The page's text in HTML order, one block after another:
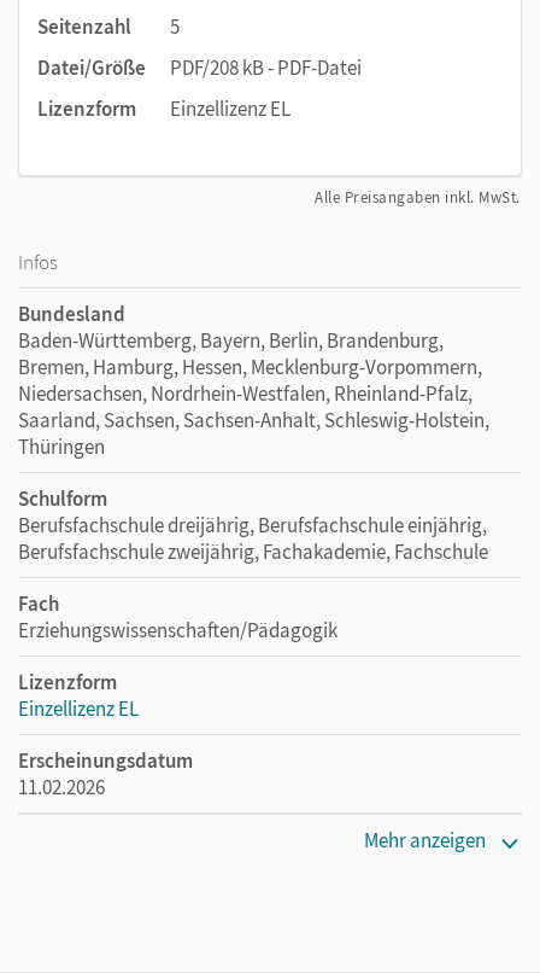
Seitenzahl
5
Datei/Größe
PDF/208 kB - PDF-Datei
Lizenzform
Einzellizenz EL
Alle Preisangaben inkl. MwSt.
Infos
Bundesland
Baden-Württemberg, Bayern, Berlin, Brandenburg,
Bremen, Hamburg, Hessen, Mecklenburg-Vorpommern,
Niedersachsen, Nordrhein-Westfalen, Rheinland-Pfalz,
Saarland, Sachsen, Sachsen-Anhalt, Schleswig-Holstein,
Thüringen
Schulform
Berufsfachschule dreijährig, Berufsfachschule einjährig,
Berufsfachschule zweijährig, Fachakademie, Fachschule
Fach
Erziehungswissenschaften/Pädagogik
Lizenzform
Einzellizenz EL
Erscheinungsdatum
11.02.2026
Mehr anzeigen